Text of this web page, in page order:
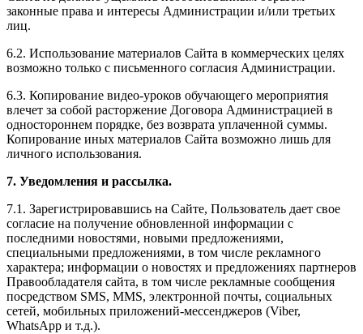
законные права и интересы Администрации и/или третьих
лиц.
6.2. Использование материалов Сайта в коммерческих целях
возможно только с письменного согласия Администрации.
6.3. Копирование видео-уроков обучающего мероприятия
влечет за собой расторжение Договора Администрацией в
одностороннем порядке, без возврата уплаченной суммы.
Копирование иных материалов Сайта возможно лишь для
личного использования.
7. Уведомления и рассылка.
7.1. Зарегистрировавшись на Сайте, Пользователь дает свое
согласие на получение обновленной информации с
последними новостями, новыми предложениями,
специальными предложениями, в том числе рекламного
характера; информации о новостях и предложениях партнеров
Правообладателя сайта, в том числе рекламные сообщения
посредством SMS, MMS, электронной почты, социальных
сетей, мобильных приложений-мессенджеров (Viber,
WhatsApp и т.д.).